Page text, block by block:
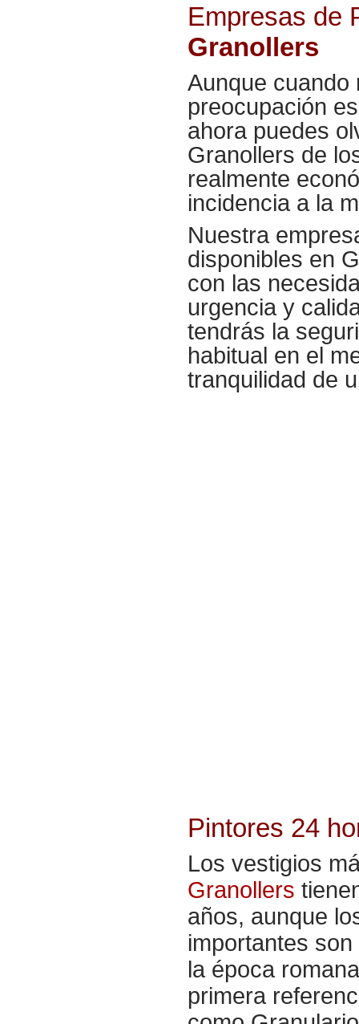
Empresas de
Granollers
Aunque cuando
preocupación
ahora puedes
Granollers de
realmente
incidencia a la
Nuestra
disponibles en
con las
urgencia y
tendrás la
habitual en el
tranquilidad de
Pintores 24
Los vestigios
Granollers
años, aunque
importantes
la época
primera